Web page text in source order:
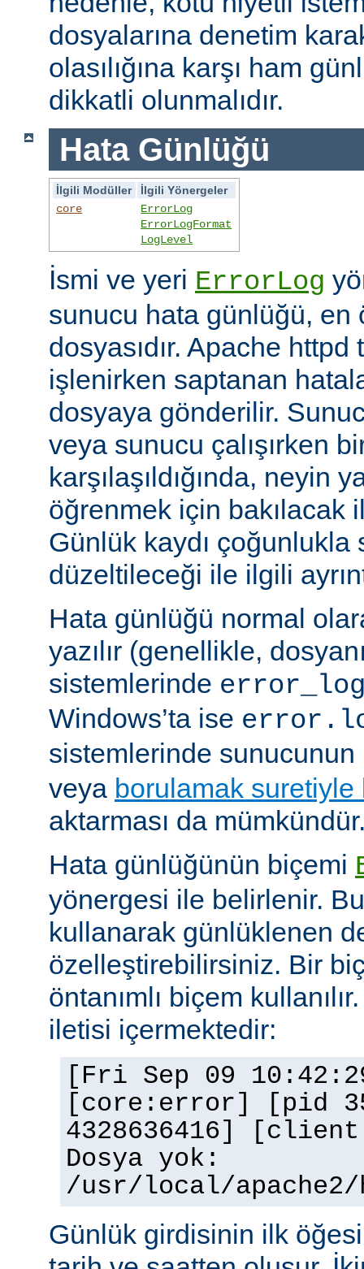
dosyalarına denetim
olasılığına karşı ham
dikkatli olunmalıdır.
Hata Günlüğü
İlgili Modüller
İlgili Yönergeler
core
ErrorLog
ErrorLogFormat
LogLevel
İsmi ve yeri ErrorLog
sunucu hata günlüğü, en
dosyasıdır. Apache httpd
işlenirken saptanan
dosyaya gönderilir.
veya sunucu çalışırken
karşılaşıldığında, neyin
öğrenmek için bakılacak
Günlük kaydı çoğunlukla
düzeltileceği ile ilgili
Hata günlüğü normal
yazılır (genellikle,
sistemlerinde
Windows’ta ise
sistemlerinde sunucunun
veya borulamak
aktarması da
Hata günlüğünün biçemi
yönergesi ile belirlenir.
kullanarak günlüklenen
özelleştirebilirsiniz. Bir
öntanımlı biçem
iletisi içermektedir:
[Fri Sep 09
[core:error] [pid
4328636416]
Dosya yok:
/usr/local/
Günlük girdisinin ilk öğesi